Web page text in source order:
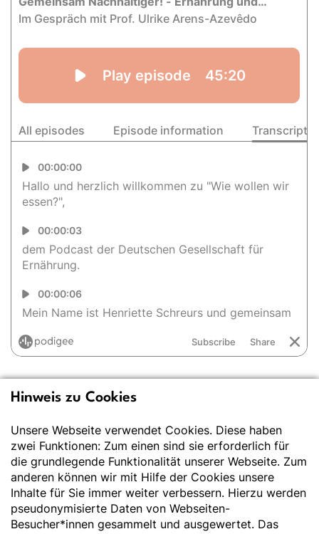
für Ernährung e.V.
Der Wissenschaft verpflichtet - Ihre Partnerin für
Essen und Trinken
Deutsche Gesellschaft für Ernährung e. V.
Godesberger Allee 136
Hinweis zu Cookies
Unsere Webseite verwendet Cookies. Diese haben
zwei Funktionen: Zum einen sind sie erforderlich für
die grundlegende Funktionalität unserer Webseite. Zum
anderen können wir mit Hilfe der Cookies unsere
Inhalte für Sie immer weiter verbessern. Hierzu werden
pseudonymisierte Daten von Webseiten-
Besucher*innen gesammelt und ausgewertet. Das